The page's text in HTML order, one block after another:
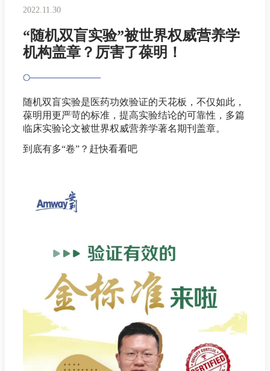
2022.11.30
“随机双盲实验”被世界权威营养学
机构盖章？厉害了葆明！
随机双盲实验是医药功效验证的天花板，不仅如此，
葆明用更严苛的标准，提高实验结论的可靠性，多篇
临床实验论文被世界权威营养学著名期刊盖章。
到底有多“卷”？赶快看看吧